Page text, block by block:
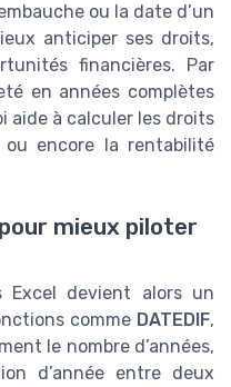
ou la date d’un
anticiper ses droits,
financières. Par
en années complètes
aide à calculer les droits
encore la rentabilité
mieux piloter
Excel devient alors un
comme DATEDIF,
le nombre d’années,
d’année entre deux